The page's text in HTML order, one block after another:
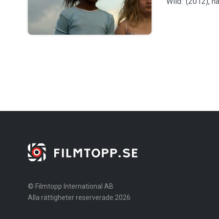
© Filmtopp International AB
Alla rättigheter reserverade 2026